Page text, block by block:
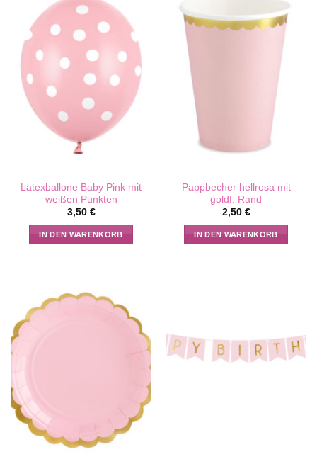
Latexballone Baby Pink mit
weißen Punkten
3,50 €
IN DEN WARENKORB
Pappbecher hellrosa mit
goldf. Rand
2,50 €
IN DEN WARENKORB